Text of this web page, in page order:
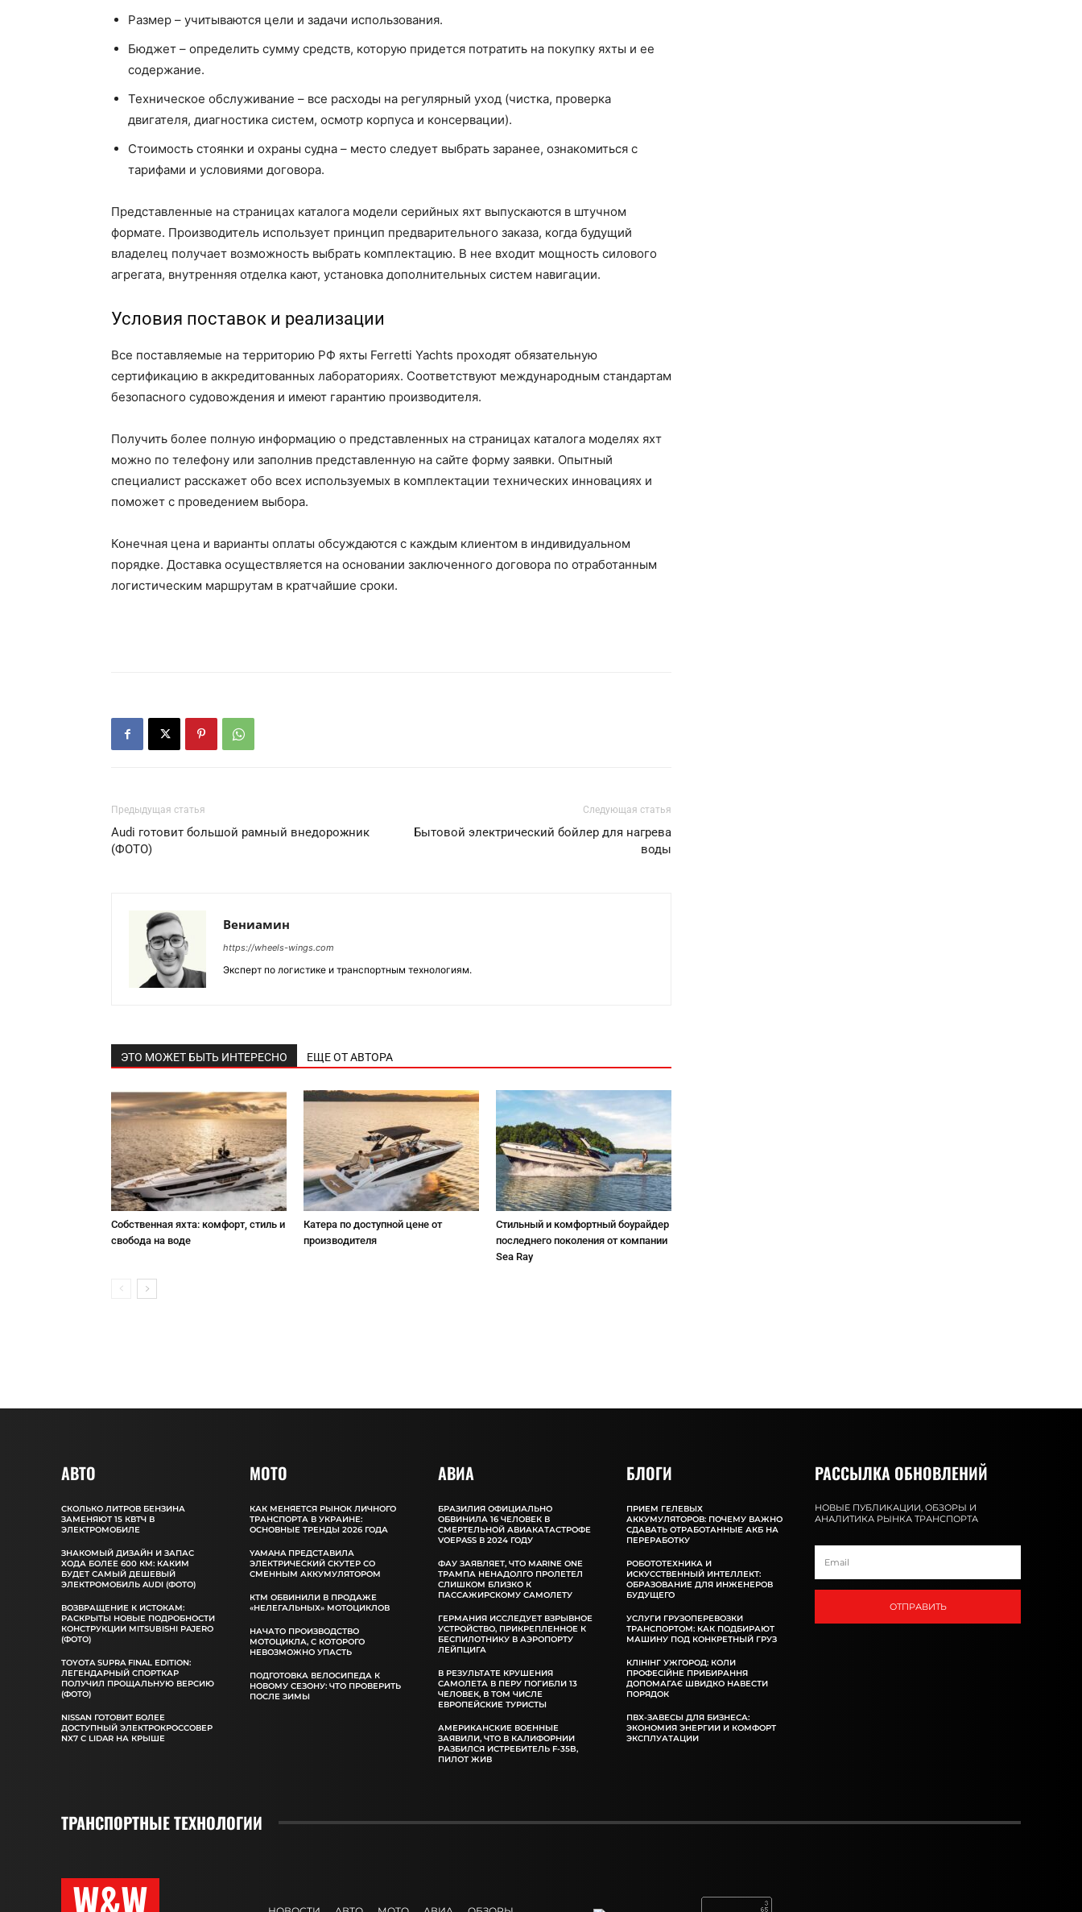
Размер – учитываются цели и задачи использования.
Бюджет – определить сумму средств, которую придется потратить на покупку яхты и ее
содержание.
Техническое обслуживание – все расходы на регулярный уход (чистка, проверка
двигателя, диагностика систем, осмотр корпуса и консервации).
Стоимость стоянки и охраны судна – место следует выбрать заранее, ознакомиться с
тарифами и условиями договора.
Представленные на страницах каталога модели серийных яхт выпускаются в штучном
формате. Производитель использует принцип предварительного заказа, когда будущий
владелец получает возможность выбрать комплектацию. В нее входит мощность силового
агрегата, внутренняя отделка кают, установка дополнительных систем навигации.
Условия поставок и реализации
Все поставляемые на территорию РФ яхты Ferretti Yachts проходят обязательную
сертификацию в аккредитованных лабораториях. Соответствуют международным стандартам
безопасного судовождения и имеют гарантию производителя.
Получить более полную информацию о представленных на страницах каталога моделях яхт
можно по телефону или заполнив представленную на сайте форму заявки. Опытный
специалист расскажет обо всех используемых в комплектации технических инновациях и
поможет с проведением выбора.
Конечная цена и варианты оплаты обсуждаются с каждым клиентом в индивидуальном
порядке. Доставка осуществляется на основании заключенного договора по отработанным
логистическим маршрутам в кратчайшие сроки.
Предыдущая статья
Audi готовит большой рамный внедорожник
(ФОТО)
Следующая статья
Бытовой электрический бойлер для нагрева
воды
Вениамин
https://wheels-wings.com
Эксперт по логистике и транспортным технологиям.
ЭТО МОЖЕТ БЫТЬ ИНТЕРЕСНО ЕЩЕ ОТ АВТОРА
Собственная яхта: комфорт, стиль и
свобода на воде
Катера по доступной цене от
производителя
Стильный и комфортный боурайдер
последнего поколения от компании
Sea Ray
АВТО
СКОЛЬКО ЛИТРОВ БЕНЗИНА
ЗАМЕНЯЮТ 15 КВТЧ В
ЭЛЕКТРОМОБИЛЕ
ЗНАКОМЫЙ ДИЗАЙН И ЗАПАС
ХОДА БОЛЕЕ 600 КМ: КАКИМ
БУДЕТ САМЫЙ ДЕШЕВЫЙ
ЭЛЕКТРОМОБИЛЬ AUDI (ФОТО)
ВОЗВРАЩЕНИЕ К ИСТОКАМ:
РАСКРЫТЫ НОВЫЕ ПОДРОБНОСТИ
КОНСТРУКЦИИ MITSUBISHI PAJERO
(ФОТО)
TOYOTA SUPRA FINAL EDITION:
ЛЕГЕНДАРНЫЙ СПОРТКАР
ПОЛУЧИЛ ПРОЩАЛЬНУЮ ВЕРСИЮ
(ФОТО)
NISSAN ГОТОВИТ БОЛЕЕ
ДОСТУПНЫЙ ЭЛЕКТРОКРОССОВЕР
NX7 С LIDAR НА КРЫШЕ
MOTO
КАК МЕНЯЕТСЯ РЫНОК ЛИЧНОГО
ТРАНСПОРТА В УКРАИНЕ:
ОСНОВНЫЕ ТРЕНДЫ 2026 ГОДА
YAMAHA ПРЕДСТАВИЛА
ЭЛЕКТРИЧЕСКИЙ СКУТЕР СО
СМЕННЫМ АККУМУЛЯТОРОМ
КТМ ОБВИНИЛИ В ПРОДАЖЕ
«НЕЛЕГАЛЬНЫХ» МОТОЦИКЛОВ
НАЧАТО ПРОИЗВОДСТВО
МОТОЦИКЛА, С КОТОРОГО
НЕВОЗМОЖНО УПАСТЬ
ПОДГОТОВКА ВЕЛОСИПЕДА К
НОВОМУ СЕЗОНУ: ЧТО ПРОВЕРИТЬ
ПОСЛЕ ЗИМЫ
АВИА
БРАЗИЛИЯ ОФИЦИАЛЬНО
ОБВИНИЛА 16 ЧЕЛОВЕК В
СМЕРТЕЛЬНОЙ АВИАКАТАСТРОФЕ
VOEPASS В 2024 ГОДУ
ФАУ ЗАЯВЛЯЕТ, ЧТО MARINE ONE
ТРАМПА НЕНАДОЛГО ПРОЛЕТЕЛ
СЛИШКОМ БЛИЗКО К
ПАССАЖИРСКОМУ САМОЛЕТУ
ГЕРМАНИЯ ИССЛЕДУЕТ ВЗРЫВНОЕ
УСТРОЙСТВО, ПРИКРЕПЛЕННОЕ К
БЕСПИЛОТНИКУ В АЭРОПОРТУ
ЛЕЙПЦИГА
В РЕЗУЛЬТАТЕ КРУШЕНИЯ
САМОЛЕТА В ПЕРУ ПОГИБЛИ 13
ЧЕЛОВЕК, В ТОМ ЧИСЛЕ
ЕВРОПЕЙСКИЕ ТУРИСТЫ
АМЕРИКАНСКИЕ ВОЕННЫЕ
ЗАЯВИЛИ, ЧТО В КАЛИФОРНИИ
РАЗБИЛСЯ ИСТРЕБИТЕЛЬ F-35B,
ПИЛОТ ЖИВ
БЛОГИ
ПРИЕМ ГЕЛЕВЫХ
АККУМУЛЯТОРОВ: ПОЧЕМУ ВАЖНО
СДАВАТЬ ОТРАБОТАННЫЕ АКБ НА
ПЕРЕРАБОТКУ
РОБОТОТЕХНИКА И
ИСКУССТВЕННЫЙ ИНТЕЛЛЕКТ:
ОБРАЗОВАНИЕ ДЛЯ ИНЖЕНЕРОВ
БУДУЩЕГО
УСЛУГИ ГРУЗОПЕРЕВОЗКИ
ТРАНСПОРТОМ: КАК ПОДБИРАЮТ
МАШИНУ ПОД КОНКРЕТНЫЙ ГРУЗ
КЛІНІНГ УЖГОРОД: КОЛИ
ПРОФЕСІЙНЕ ПРИБИРАННЯ
ДОПОМАГАЄ ШВИДКО НАВЕСТИ
ПОРЯДОК
ПВХ-ЗАВЕСЫ ДЛЯ БИЗНЕСА:
ЭКОНОМИЯ ЭНЕРГИИ И КОМФОРТ
ЭКСПЛУАТАЦИИ
РАССЫЛКА ОБНОВЛЕНИЙ
НОВЫЕ ПУБЛИКАЦИИ, ОБЗОРЫ И
АНАЛИТИКА РЫНКА ТРАНСПОРТА
ОТПРАВИТЬ
ТРАНСПОРТНЫЕ ТЕХНОЛОГИИ